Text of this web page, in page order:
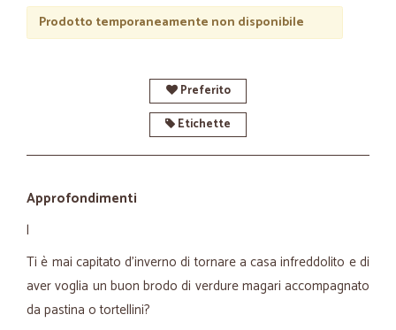
Prodotto temporaneamente non disponibile
Preferito
Etichette
Approfondimenti
l
Ti è mai capitato d'inverno di tornare a casa infreddolito e di
aver voglia un buon brodo di verdure magari accompagnato
da pastina o tortellini?